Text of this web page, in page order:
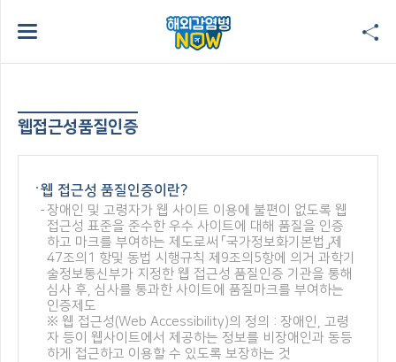
웹접근성품질인증
웹 접근성 품질인증이란?
장애인 및 고령자가 웹 사이트 이용에 불편이 없도록 웹
접근성 표준을 준수한 우수 사이트에 대해 품질을 인증
하고 마크를 부여하는 제도로써 「국가정보화기본법」제
47조의1 항및 동법 시행규칙 제9조의5항에 의거 과학기
술정보통신부가 지정한 웹 접근성 품질인증 기관을 통해
심사 후, 심사를 통과한 사이트에 품질마크를 부여하는
인증제도
※ 웹 접근성(Web Accessibility)의 정의 : 장애인, 고령
자 등이 웹사이트에서 제공하는 정보를 비장애인과 동등
하게 접근하고 이용할 수 있도록 보장하는 것